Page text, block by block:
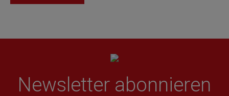
Newsletter abonnieren